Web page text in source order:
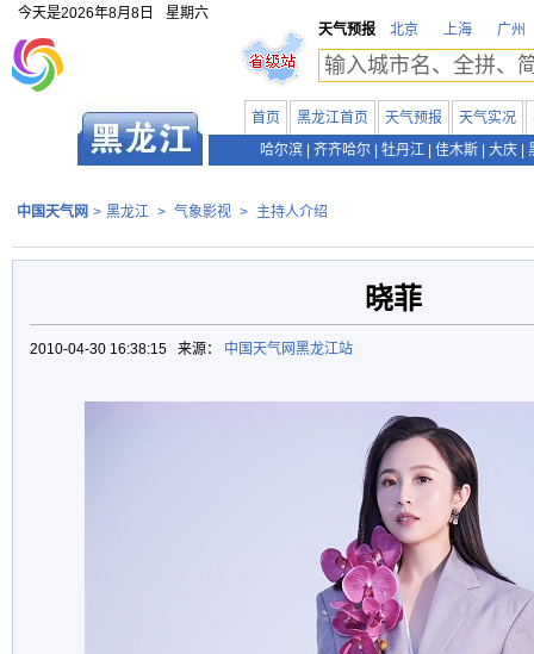
今天是2026年8月8日
星期六
天气预报
北京 上海 广州
首页 黑龙江首页 天气预报 天气实况
哈尔滨
齐齐哈尔 牡丹江 佳木斯 大庆
中国天气网 > 黑龙江 > 气象影视 > 主持人介绍
晓菲
2010-04-30 16:38:15 来源： 中国天气网黑龙江站